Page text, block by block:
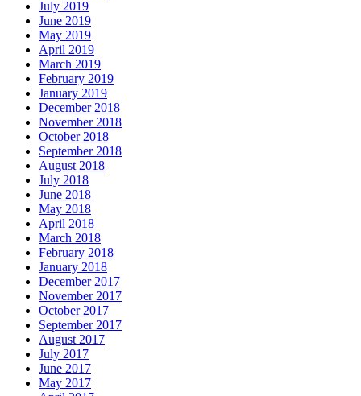
July 2019
June 2019
May 2019
April 2019
March 2019
February 2019
January 2019
December 2018
November 2018
October 2018
September 2018
August 2018
July 2018
June 2018
May 2018
April 2018
March 2018
February 2018
January 2018
December 2017
November 2017
October 2017
September 2017
August 2017
July 2017
June 2017
May 2017